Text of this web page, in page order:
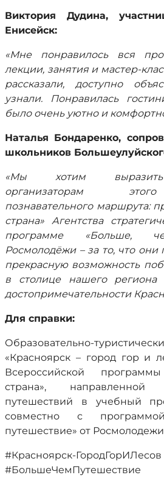
Виктория Дудина,
Енисейск:
«Мне понравилось вся
лекции, занятия и мастер-
рассказали, доступно
узнали. Понравилась
было очень уютно и
Наталья Бондаренко,
школьников
«Мы хотим выразить
организаторам
познавательного маршрута:
страна» Агентства
программе «Больше,
Росмолодёжи – за то, что они
прекрасную возможность
в столице нашего
достопримечательности
Для справки:
Образовательно-
«Красноярск – город гор и
Всероссийской
страна»,
путешествий в учебный
совместно с
путешествие» от
#Красноярск-
#БольшеЧемПутешествие